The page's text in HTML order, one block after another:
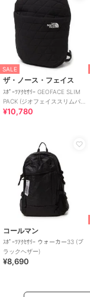
SALE
ザ・ノース・フェイス
ｽﾎﾟｰﾂｱｸｾｻﾘｰ GEOFACE SLIM
PACK (ジオフェイススリムパ
ック)
¥10,780
コールマン
ｽﾎﾟｰﾂｱｸｾｻﾘｰ ウォーカー33 (ブ
ラックヘザー)
¥8,690